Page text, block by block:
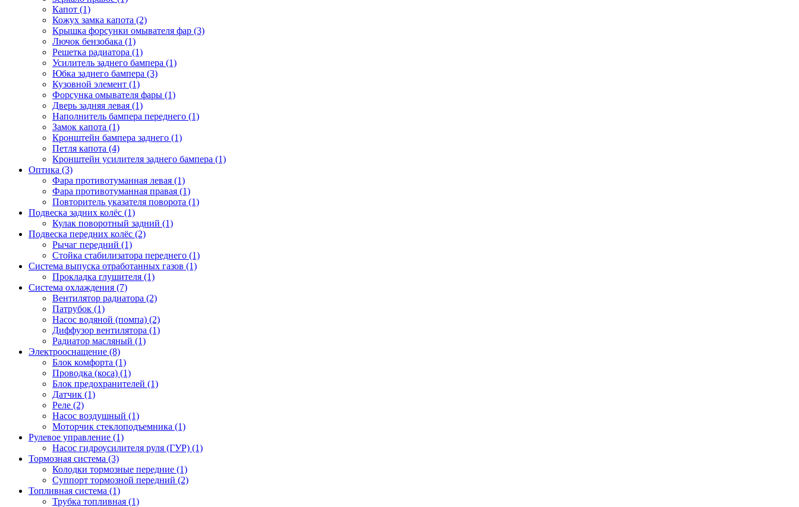
Капот (1)
Кожух замка капота (2)
Крышка форсунки омывателя фар (3)
Лючок бензобака (1)
Решетка радиатора (1)
Усилитель заднего бампера (1)
Юбка заднего бампера (3)
Кузовной элемент (1)
Форсунка омывателя фары (1)
Дверь задняя левая (1)
Наполнитель бампера переднего (1)
Замок капота (1)
Кронштейн бампера заднего (1)
Петля капота (4)
Кронштейн усилителя заднего бампера (1)
Оптика (3)
Фара противотуманная левая (1)
Фара противотуманная правая (1)
Повторитель указателя поворота (1)
Подвеска задних колёс (1)
Кулак поворотный задний (1)
Подвеска передних колёс (2)
Рычаг передний (1)
Стойка стабилизатора переднего (1)
Система выпуска отработанных газов (1)
Прокладка глушителя (1)
Система охлаждения (7)
Вентилятор радиатора (2)
Патрубок (1)
Насос водяной (помпа) (2)
Диффузор вентилятора (1)
Радиатор масляный (1)
Электрооснащение (8)
Блок комфорта (1)
Проводка (коса) (1)
Блок предохранителей (1)
Датчик (1)
Реле (2)
Насос воздушный (1)
Моторчик стеклоподъемника (1)
Рулевое управление (1)
Насос гидроусилителя руля (ГУР) (1)
Тормозная система (3)
Колодки тормозные передние (1)
Суппорт тормозной передний (2)
Топливная система (1)
Трубка топливная (1)